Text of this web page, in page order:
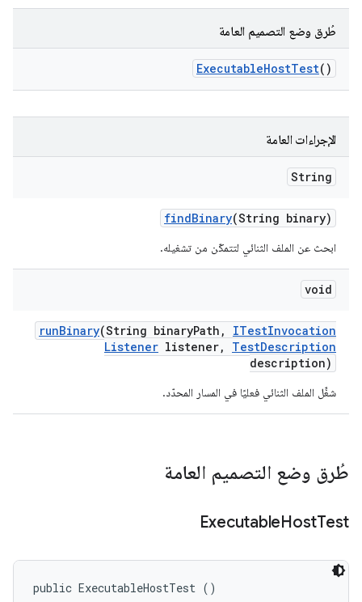
طُرق وضع التصميم العامة
ExecutableHostTest()
الإجراءات العامة
String
findBinary(String binary)
ابحث عن الملف الثنائي لتتمكّن من تشغيله.
void
runBinary(String binaryPath , ITestInvocation
Listener listener, TestDescription
description)
شغِّل الملف الثنائي فعليًا في المسار المحدّد.
طُرق وضع التصميم العامة
‫ExecutableHostTest
public ExecutableHostTest ()